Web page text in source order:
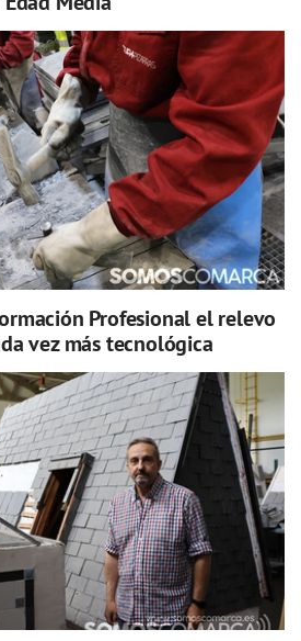
Profesional el relevo
vez más tecnológica